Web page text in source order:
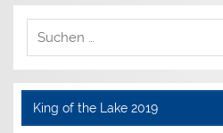
King of the Lake 2019